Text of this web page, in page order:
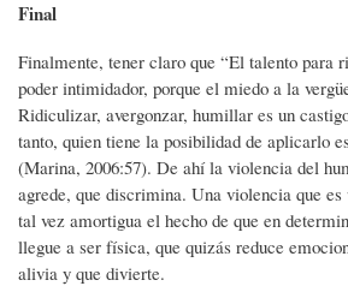
Final
Finalmente, tener claro que “El talento para
poder intimidador, porque el miedo a la
Ridiculizar, avergonzar, humillar es un
tanto, quien tiene la posibilidad de aplicarlo
(Marina, 2006:57). De ahí la violencia del
agrede, que discrimina. Una violencia que
tal vez amortigua el hecho de que en
llegue a ser física, que quizás reduce
alivia y que divierte.